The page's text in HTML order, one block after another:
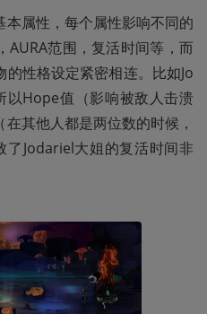
属性，每个属性影响不同的
AURA范围，复活时间等，而
性格设定紧密相连。比如Jo
Hope值（影响被敌人击溃
其他人都是两位数的时候，
Jodariel大姐的复活时间非